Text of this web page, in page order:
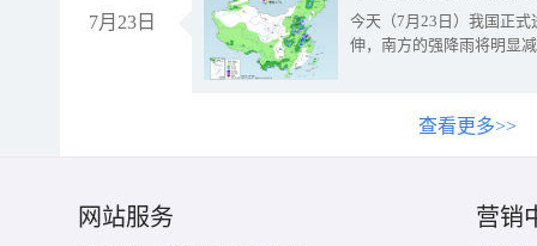
7月23日
今天（7月23日）我国正
伸，南方的强降雨将明显
查看更多>>
网站服务 营销